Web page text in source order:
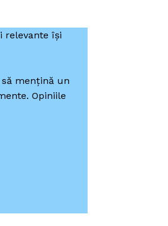
relevante își
mențină un
Opiniile